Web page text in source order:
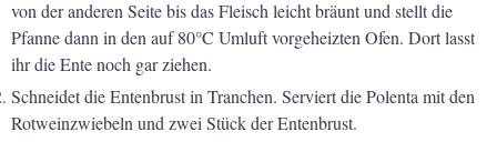
von der anderen Seite bis das Fleisch leicht bräunt und stellt die
Pfanne dann in den auf 80°C Umluft vorgeheizten Ofen. Dort lasst
ihr die Ente noch gar ziehen.
Schneidet die Entenbrust in Tranchen. Serviert die Polenta mit den
Rotweinzwiebeln und zwei Stück der Entenbrust.